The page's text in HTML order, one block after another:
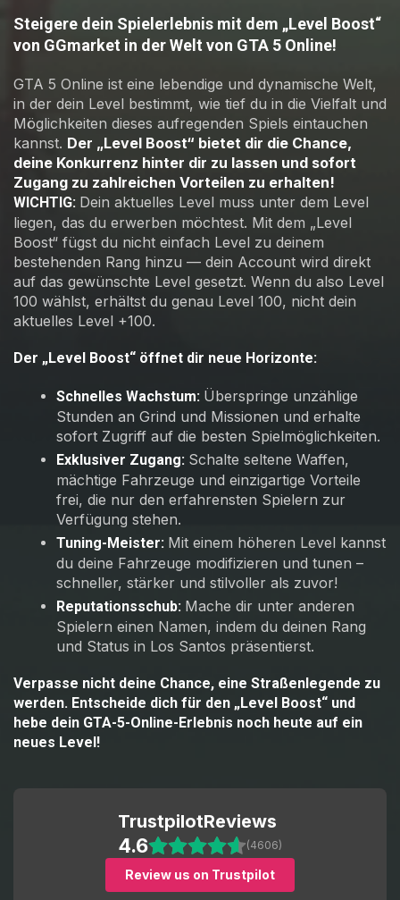
Steigere dein Spielerlebnis mit dem „Level Boost“
von GGmarket in der Welt von GTA 5 Online!
GTA 5 Online ist eine lebendige und dynamische Welt,
in der dein Level bestimmt, wie tief du in die Vielfalt und
Möglichkeiten dieses aufregenden Spiels eintauchen
kannst. Der „Level Boost“ bietet dir die Chance,
deine Konkurrenz hinter dir zu lassen und sofort
Zugang zu zahlreichen Vorteilen zu erhalten!
WICHTIG: Dein aktuelles Level muss unter dem Level
liegen, das du erwerben möchtest. Mit dem „Level
Boost“ fügst du nicht einfach Level zu deinem
bestehenden Rang hinzu — dein Account wird direkt
auf das gewünschte Level gesetzt. Wenn du also Level
100 wählst, erhältst du genau Level 100, nicht dein
aktuelles Level +100.
Der „Level Boost“ öffnet dir neue Horizonte:
Schnelles Wachstum: Überspringe unzählige
Stunden an Grind und Missionen und erhalte
sofort Zugriff auf die besten Spielmöglichkeiten.
Exklusiver Zugang: Schalte seltene Waffen,
mächtige Fahrzeuge und einzigartige Vorteile
frei, die nur den erfahrensten Spielern zur
Verfügung stehen.
Tuning-Meister: Mit einem höheren Level kannst
du deine Fahrzeuge modifizieren und tunen –
schneller, stärker und stilvoller als zuvor!
Reputationsschub: Mache dir unter anderen
Spielern einen Namen, indem du deinen Rang
und Status in Los Santos präsentierst.
Verpasse nicht deine Chance, eine Straßenlegende zu
werden. Entscheide dich für den „Level Boost“ und
hebe dein GTA-5-Online-Erlebnis noch heute auf ein
neues Level!
TrustpilotReviews
4.6 (4606)
Review us on Trustpilot